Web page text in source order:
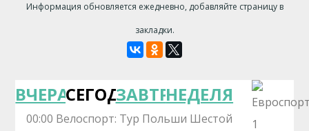
Информация обновляется ежедневно, добавляйте страницу в
закладки.
ВЧЕРАСЕГОДНЯЗАВТРАНЕДЕЛЯ
00:00 Велоспорт: Тур Польши Шестой